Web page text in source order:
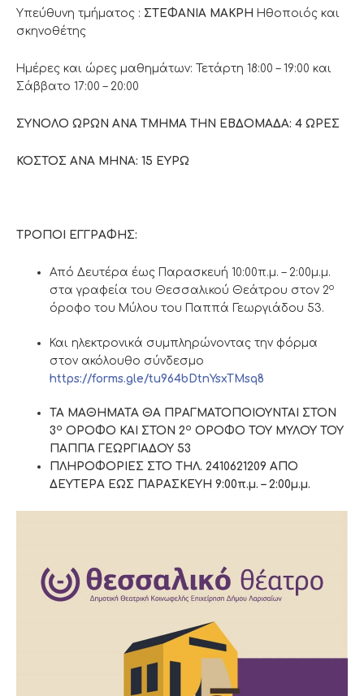
Υπεύθυνη τμήματος : ΣΤΕΦΑΝΙΑ ΜΑΚΡΗ Ηθοποιός και
σκηνοθέτης
Ημέρες και ώρες μαθημάτων: Τετάρτη 18:00 – 19:00 και
Σάββατο 17:00 – 20:00
ΣΥΝΟΛΟ ΩΡΩΝ ΑΝΑ ΤΜΗΜΑ ΤΗΝ ΕΒΔΟΜΑΔΑ: 4 ΩΡΕΣ
ΚΟΣΤΟΣ ΑΝΑ ΜΗΝΑ: 15 ΕΥΡΩ
ΤΡΟΠΟΙ ΕΓΓΡΑΦΗΣ:
Από Δευτέρα έως Παρασκευή 10:00π.μ. – 2:00μ.μ.
στα γραφεία του Θεσσαλικού Θεάτρου στον 2ο
όροφο του Μύλου του Παππά Γεωργιάδου 53.
Και ηλεκτρονικά συμπληρώνοντας την φόρμα
στον ακόλουθο σύνδεσμο
https://forms.gle/tu964bDtnYsxTMsq8
ΤΑ ΜΑΘΗΜΑΤΑ ΘΑ ΠΡΑΓΜΑΤΟΠΟΙΟΥΝΤΑΙ ΣΤΟΝ
3ο ΟΡΟΦΟ ΚΑΙ ΣΤΟΝ 2ο ΟΡΟΦΟ ΤΟΥ ΜΥΛΟΥ ΤΟΥ
ΠΑΠΠΑ ΓΕΩΡΓΙΑΔΟΥ 53
ΠΛΗΡΟΦΟΡΙΕΣ ΣΤΟ ΤΗΛ. 2410621209 ΑΠΟ
ΔΕΥΤΕΡΑ ΕΩΣ ΠΑΡΑΣΚΕΥΗ 9:00π.μ. – 2:00μ.μ.